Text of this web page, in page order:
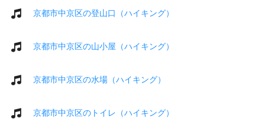
京都市中京区の登山口（ハイキング）
京都市中京区の山小屋（ハイキング）
京都市中京区の水場（ハイキング）
京都市中京区のトイレ（ハイキング）